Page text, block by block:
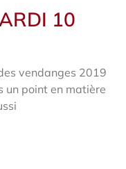
10
vendanges 2019
un point en matière